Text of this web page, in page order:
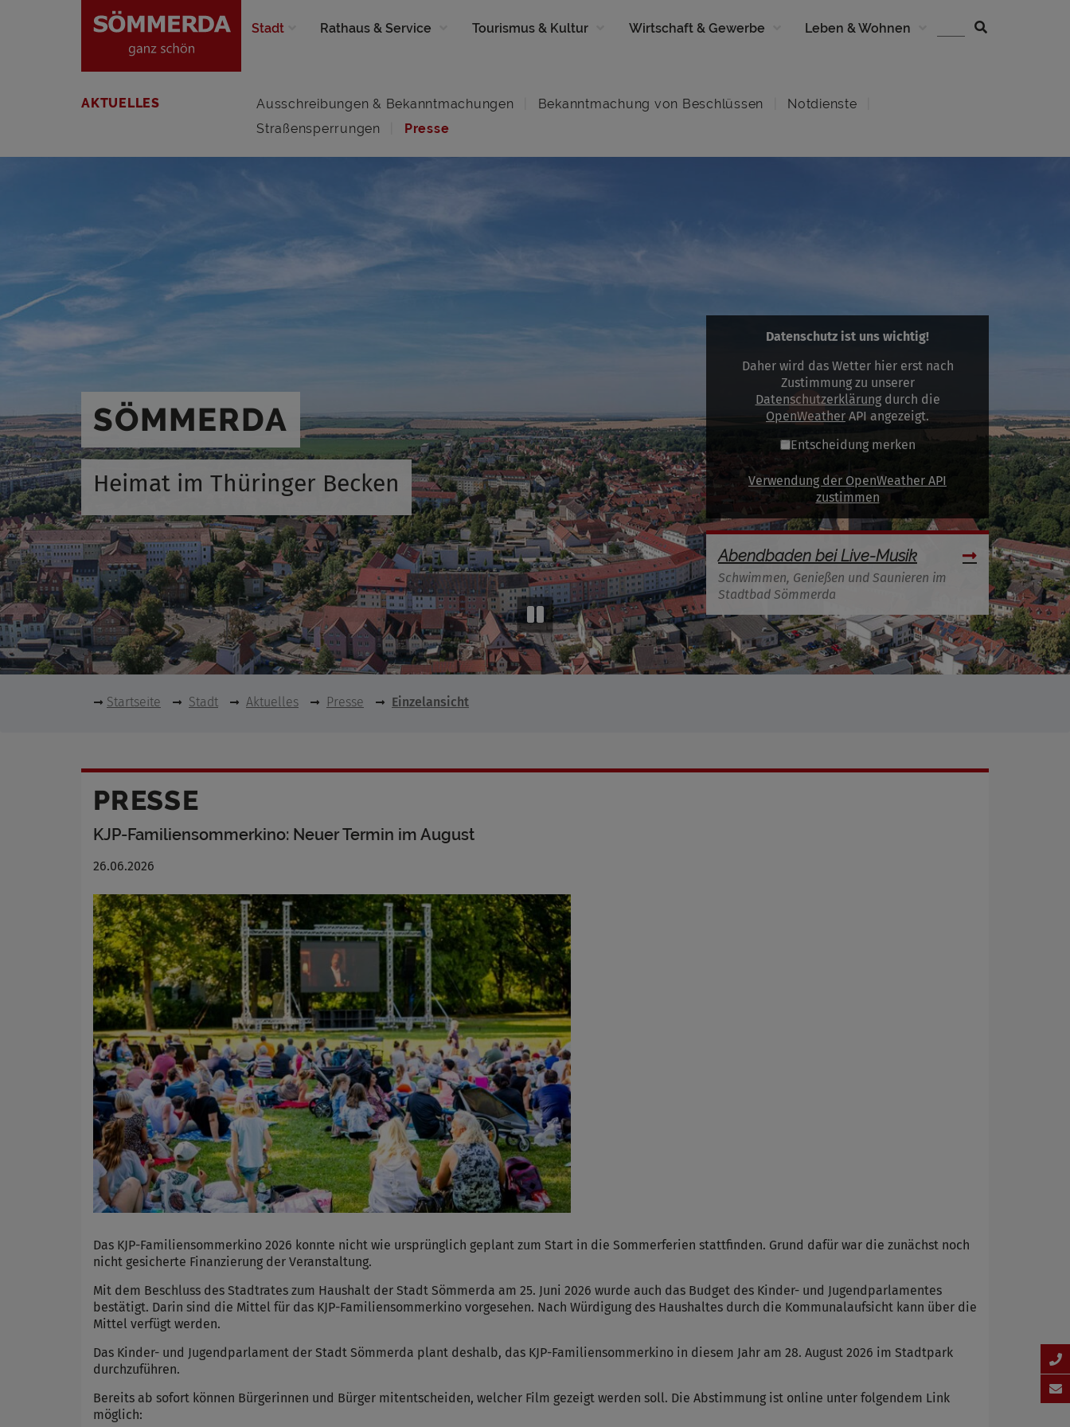
Stadt Rathaus & Service Tourismus & Kultur Wirtschaft & Gewerbe Leben & Wohnen
AKTUELLES Ausschreibungen & Bekanntmachungen Bekanntmachung von Beschlüssen
Notdienste
Straßensperrungen
Presse
SÖMMERDA
Heimat im Thüringer Becken
Datenschutz ist uns wichtig!
Daher wird das Wetter hier erst nach
Zustimmung zu unserer
Datenschutzerklärungdurch die
OpenWeather API angezeigt.
Entscheidung merken
Verwendung der OpenWeather API
zustimmen
Abendbaden bei Live-Musik
Schwimmen, Genießen und Saunieren im
Stadtbad Sömmerda
Startseite Stadt Aktuelles Presse Einzelansicht
PRESSE
KJP-Familiensommerkino: Neuer Termin im August
26.06.2026
Das KJP-Familiensommerkino 2026 konnte nicht wie ursprünglich geplant zum Start in die Sommerferien stattfinden. Grund dafür war die zunächst noch
nicht gesicherte Finanzierung der Veranstaltung.
Mit dem Beschluss des Stadtrates zum Haushalt der Stadt Sömmerda am 25. Juni 2026 wurde auch das Budget des Kinder- und Jugendparlamentes
bestätigt. Darin sind die Mittel für das KJP-Familiensommerkino vorgesehen. Nach Würdigung des Haushaltes durch die Kommunalaufsicht kann über die
Mittel verfügt werden.
Das Kinder- und Jugendparlament der Stadt Sömmerda plant deshalb, das KJP-Familiensommerkino in diesem Jahr am 28. August 2026 im Stadtpark
durchzuführen.
Bereits ab sofort können Bürgerinnen und Bürger mitentscheiden, welcher Film gezeigt werden soll. Die Abstimmung ist online unter folgendem Link
möglich: